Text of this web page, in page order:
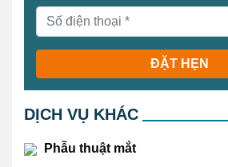
ĐẶT HẸN
DỊCH VỤ KHÁC
Phẫu thuật mắt